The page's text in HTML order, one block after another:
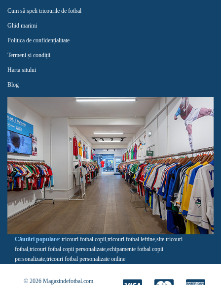
Cum să speli tricourile de fotbal
Ghid marimi
Politica de confidențialitate
Termeni și condiții
Harta sitului
Blog
Căutări populare: tricouri fotbal copii tricouri fotbal ieftine site tricouri
fotbal tricouri fotbal copii personalizate echipamente fotbal copii
personalizate tricouri fotbal personalizate online
© 2026 Magazindefotbal.com.